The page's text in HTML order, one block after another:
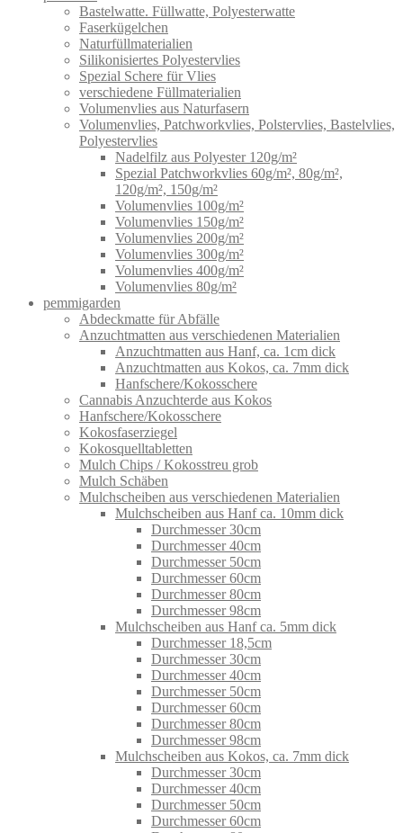
Bastelwatte. Füllwatte, Polyesterwatte
Faserkügelchen
Naturfüllmaterialien
Silikonisiertes Polyestervlies
Spezial Schere für Vlies
verschiedene Füllmaterialien
Volumenvlies aus Naturfasern
Volumenvlies, Patchworkvlies, Polstervlies, Bastelvlies,
Polyestervlies
Nadelfilz aus Polyester 120g/m²
Spezial Patchworkvlies 60g/m², 80g/m²,
120g/m², 150g/m²
Volumenvlies 100g/m²
Volumenvlies 150g/m²
Volumenvlies 200g/m²
Volumenvlies 300g/m²
Volumenvlies 400g/m²
Volumenvlies 80g/m²
pemmigarden
Abdeckmatte für Abfälle
Anzuchtmatten aus verschiedenen Materialien
Anzuchtmatten aus Hanf, ca. 1cm dick
Anzuchtmatten aus Kokos, ca. 7mm dick
Hanfschere/Kokosschere
Cannabis Anzuchterde aus Kokos
Hanfschere/Kokosschere
Kokosfaserziegel
Kokosquelltabletten
Mulch Chips / Kokosstreu grob
Mulch Schäben
Mulchscheiben aus verschiedenen Materialien
Mulchscheiben aus Hanf ca. 10mm dick
Durchmesser 30cm
Durchmesser 40cm
Durchmesser 50cm
Durchmesser 60cm
Durchmesser 80cm
Durchmesser 98cm
Mulchscheiben aus Hanf ca. 5mm dick
Durchmesser 18,5cm
Durchmesser 30cm
Durchmesser 40cm
Durchmesser 50cm
Durchmesser 60cm
Durchmesser 80cm
Durchmesser 98cm
Mulchscheiben aus Kokos, ca. 7mm dick
Durchmesser 30cm
Durchmesser 40cm
Durchmesser 50cm
Durchmesser 60cm